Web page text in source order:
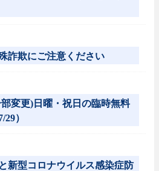
詐欺にご注意ください
部変更)日曜・祝日の臨時無料
）
新型コロナウイルス感染症防